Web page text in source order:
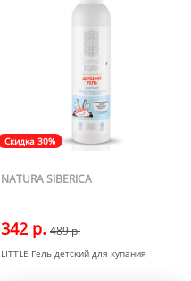
Скидка 30%
NATURA SIBERICA
342 р. 489 р.
LITTLE Гель детский для купания